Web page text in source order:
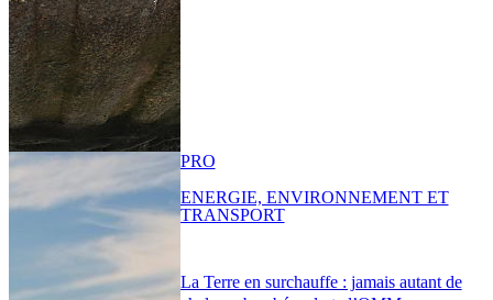
La Terre en surchauffe : jamais autant de
PRO
ENERGIE, ENVIRONNEMENT ET
TRANSPORT